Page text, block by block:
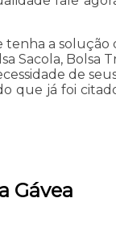
a solução
Sacola, Bolsa
de
que já foi
Gávea